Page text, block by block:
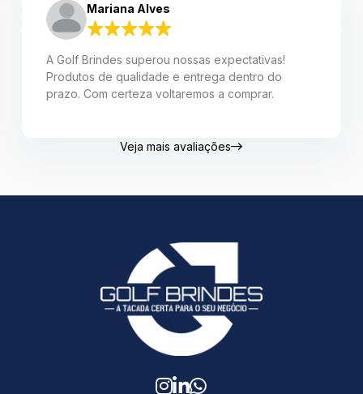
Mariana Alves
A Golf Brindes superou nossas expectativas!
Produtos de qualidade e entrega dentro do
prazo. Com certeza voltaremos a comprar.
Veja mais avaliações